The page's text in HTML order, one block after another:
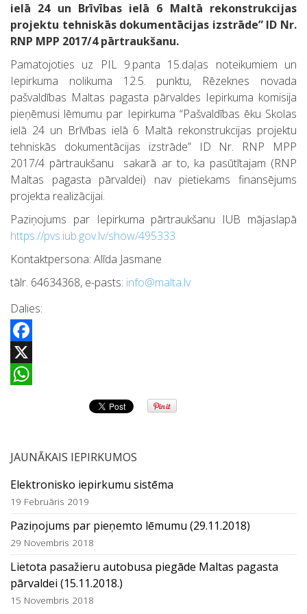
ielā 24 un Brīvības ielā 6 Maltā rekonstrukcijas
projektu tehniskās dokumentācijas izstrāde” ID Nr.
RNP MPP 2017/4 pārtraukšanu.
Pamatojoties uz PIL 9.panta 15.daļas noteikumiem un
Iepirkuma nolikuma 12.5. punktu, Rēzeknes novada
pašvaldības Maltas pagasta pārvaldes Iepirkuma komisija
pieņēmusi lēmumu par Iepirkuma “Pašvaldības ēku Skolas
ielā 24 un Brīvības ielā 6 Maltā rekonstrukcijas projektu
tehniskās dokumentācijas izstrāde” ID Nr. RNP MPP
2017/4 pārtraukšanu sakarā ar to, ka pasūtītajam (RNP
Maltas pagasta pārvaldei) nav pietiekams finansējums
projekta realizācijai.
Paziņojums par Iepirkuma pārtraukšanu IUB mājaslapā
https://pvs.iub.gov.lv/show/495333
Kontaktpersona: Alīda Jasmane
tālr. 64634368, e-pasts: info@malta.lv
Dalies:
Facebook
X
JAUNĀKAIS IEPIRKUMOS
Elektronisko iepirkumu sistēma
19 Februāris 2019
Paziņojums par pieņemto lēmumu (29.11.2018)
29 Novembris 2018
Lietota pasažieru autobusa piegāde Maltas pagasta
pārvaldei (15.11.2018.)
15 Novembris 2018